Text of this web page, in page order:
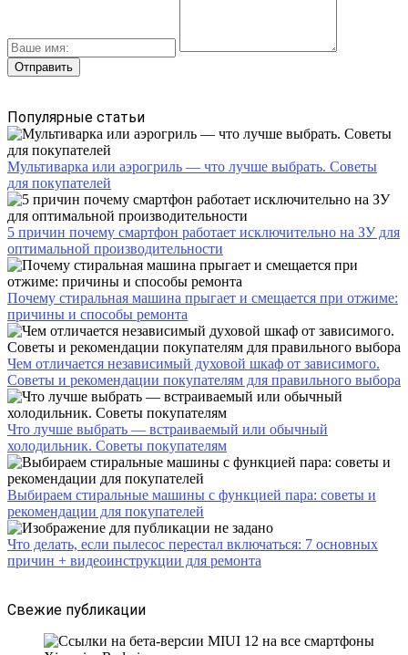
Популярные статьи
Мультиварка или аэрогриль — что лучше выбрать. Советы
для покупателей
5 причин почему смартфон работает исключительно на ЗУ для
оптимальной производительности
Почему стиральная машина прыгает и смещается при отжиме:
причины и способы ремонта
Чем отличается независимый духовой шкаф от зависимого.
Советы и рекомендации покупателям для правильного выбора
Что лучше выбрать — встраиваемый или обычный
холодильник. Советы покупателям
Выбираем стиральные машины с функцией пара: советы и
рекомендации для покупателей
Что делать, если пылесос перестал включаться: 7 основных
причин + видеоинструкции для ремонта
Свежие публикации